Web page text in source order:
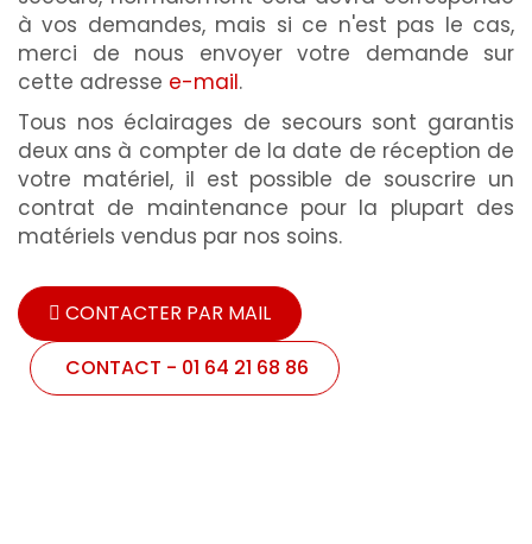
à vos demandes, mais si ce n'est pas le cas,
merci de nous envoyer votre demande sur
cette adresse e-mail.
Tous nos éclairages de secours sont garantis
deux ans à compter de la date de réception de
votre matériel, il est possible de souscrire un
contrat de maintenance pour la plupart des
matériels vendus par nos soins.
CONTACTER PAR MAIL
CONTACT - 01 64 21 68 86